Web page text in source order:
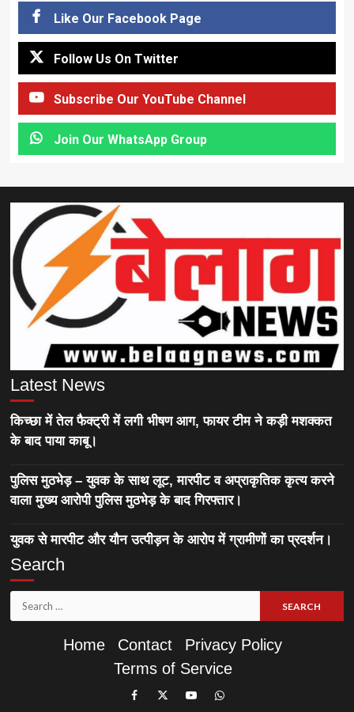
Like Our Facebook Page
Follow Us On Twitter
Subscribe Our YouTube Channel
Join Our WhatsApp Group
Latest News
किच्छा में तेल फैक्ट्री में लगी भीषण आग, फायर टीम ने कड़ी मशक्कत
के बाद पाया काबू।
पुलिस मुठभेड़ – युवक के साथ लूट, मारपीट व अप्राकृतिक कृत्य करने
वाला मुख्य आरोपी पुलिस मुठभेड़ के बाद गिरफ्तार।
युवक से मारपीट और यौन उत्पीड़न के आरोप में ग्रामीणों का प्रदर्शन।
Search
Search
for:
Home
Contact
Privacy Policy
Terms of Service
Like
FollowSubscribe
Join